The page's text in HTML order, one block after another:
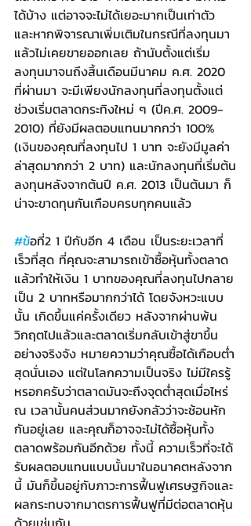
ได้บ้าง แต่อาจจะไม่ได้เยอะมากเป็นเท่าตัว
และหากพิจารณาเพิ่มเติมในกรณีที่ลงทุนมา
แล้วไม่เคยขายออกเลย ถ้านับตั้งแต่เริ่ม
ลงทุนมาจนถึงสิ้นเดือนมีนาคม ค.ศ. 2020
ที่ผ่านมา จะมีเพียงนักลงทุนที่ลงทุนตั้งแต่
ช่วงเริ่มตลาดกระทิงใหม่ ๆ (ปีค.ศ. 2009-
2010) ที่ยังมีผลตอบแทนมากกว่า 100%
(เงินของคุณที่ลงทุนไป 1 บาท จะยังมีมูลค่า
ล่าสุดมากกว่า 2 บาท) และนักลงทุนที่เริ่มต้น
ลงทุนหลังจากต้นปี ค.ศ. 2013 เป็นต้นมา ก็
น่าจะขาดทุนกันเกือบครบทุกคนแล้ว
#ข้อที่2 1 ปีกับอีก 4 เดือน เป็นระยะเวลาที่
เร็วที่สุด ที่คุณจะสามารถเข้าซื้อหุ้นทั้งตลาด
แล้วทำให้เงิน 1 บาทของคุณที่ลงทุนไปกลาย
เป็น 2 บาทหรือมากกว่าได้ โดยจังหวะแบบ
นั้น เกิดขึ้นแค่ครั้งเดียว หลังจากผ่านพ้น
วิกฤตไปแล้วและตลาดเริ่มกลับเข้าสู่ขาขึ้น
อย่างจริงจัง หมายความว่าคุณซื้อได้เกือบต่ำ
สุดนั่นเอง แต่ในโลกความเป็นจริง ไม่มีใครรู้
หรอกครับว่าตลาดมันจะถึงจุดต่ำสุดเมื่อไหร่
ณ เวลานั้นคนส่วนมากยังกลัวว่าจะช้อนหัก
กันอยู่เลย และคุณก็อาจจะไม่ได้ซื้อหุ้นทั้ง
ตลาดพร้อมกันอีกด้วย ทั้งนี้ ความเร็วที่จะได้
รับผลตอบแทนแบบนั้นมาในอนาคตหลังจาก
นี้ มันก็ขึ้นอยู่กับภาวะการฟื้นฟูเศรษฐกิจและ
ผลกระทบจากมาตรการฟื้นฟูที่มีต่อตลาดหุ้น